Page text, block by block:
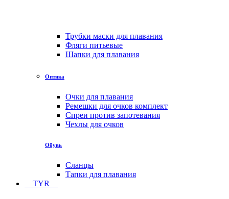
Трубки маски для плавания
Фляги питьевые
Шапки для плавания
Оптика
Очки для плавания
Ремешки для очков комплект
Спреи против запотевания
Чехлы для очков
Обувь
Сланцы
Тапки для плавания
TYR